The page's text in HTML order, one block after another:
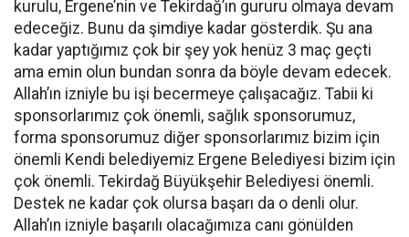
kurulu, Ergene’nin ve Tekirdağ’ın gururu olmaya devam
edeceğiz. Bunu da şimdiye kadar gösterdik. Şu ana
kadar yaptığımız çok bir şey yok henüz 3 maç geçti
ama emin olun bundan sonra da böyle devam edecek.
Allah’ın izniyle bu işi becermeye çalışacağız. Tabii ki
sponsorlarımız çok önemli, sağlık sponsorumuz,
forma sponsorumuz diğer sponsorlarımız bizim için
önemli Kendi belediyemiz Ergene Belediyesi bizim için
çok önemli. Tekirdağ Büyükşehir Belediyesi önemli.
Destek ne kadar çok olursa başarı da o denli olur.
Allah’ın izniyle başarılı olacağımıza canı gönülden